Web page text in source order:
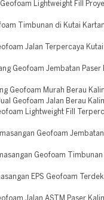
Lightweight Fill
Timbunan di Kutai
Jalan Terpercaya
Geofoam Jembatan Paser
Geofoam Murah Berau
Geofoam Jalan Berau
Lightweight Fill
Geofoam
Geofoam Timbunan
EPS Geofoam
Jalan ASTM Paser